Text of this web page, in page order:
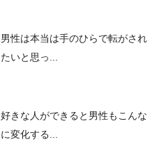
男性は本当は手のひらで転がされ
たいと思っ...
好きな人ができると男性もこんな
に変化する...